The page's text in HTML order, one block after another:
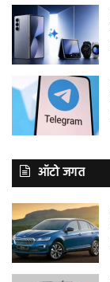
ऑटो जगत